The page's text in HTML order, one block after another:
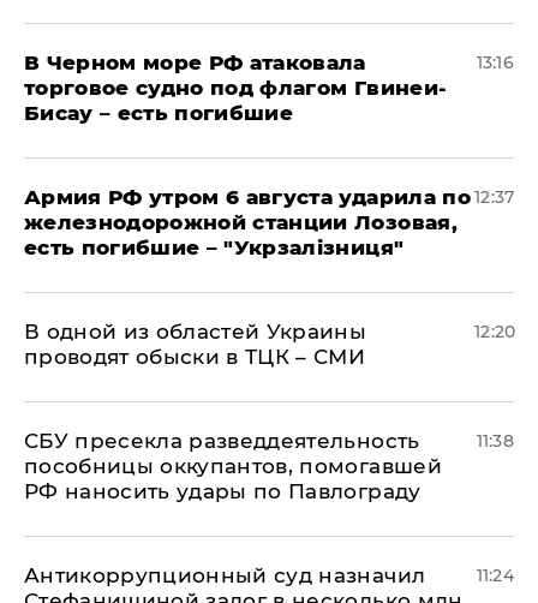
В Черном море РФ атаковала
торговое судно под флагом Гвинеи-
Бисау – есть погибшие
13:16
Армия РФ утром 6 августа ударила по
железнодорожной станции Лозовая,
есть погибшие – "Укрзалізниця"
12:37
В одной из областей Украины
проводят обыски в ТЦК – СМИ
12:20
СБУ пресекла разведдеятельность
пособницы оккупантов, помогавшей
РФ наносить удары по Павлограду
11:38
Антикоррупционный суд назначил
11:24